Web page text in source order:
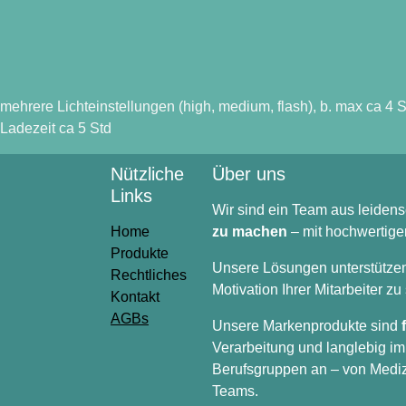
mehrere Lichteinstellungen (high, medium, flash), b.
USB aufladbar, Ladezeit ca 5 Std
Über uns
Wir sind ein Team aus
besser zu machen– mit
Unsere Lösungen
die Motivation Ihrer
Unsere Markenprodukte
und Verarbeitung und
Berufsgruppen an – von
Nützliche
Links
Home
Produkte
Rechtliches
Kontakt
AGBs